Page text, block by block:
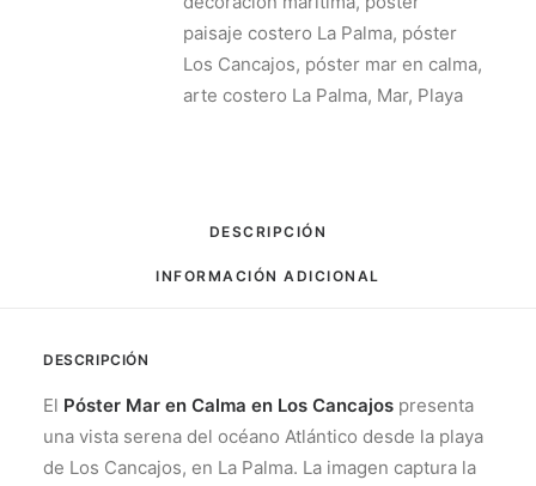
paisaje costero La Palma, póster
Los Cancajos, póster mar en calma,
arte costero La Palma, Mar, Playa
DESCRIPCIÓN
INFORMACIÓN ADICIONAL
DESCRIPCIÓN
El Póster Mar en Calma en Los Cancajos presenta
una vista serena del océano Atlántico desde la playa
de Los Cancajos, en La Palma. La imagen captura la